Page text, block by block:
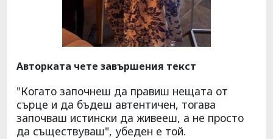
Авторката чете завършения текст
"Когато започнеш да правиш нещата от
сърце и да бъдеш автентичен, тогава
започваш истински да живееш, а не просто
да съществуваш", убеден е той.